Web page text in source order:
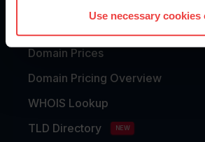
Use necessary cookies
Domain Prices
Domain Pricing Overview
WHOIS Lookup
TLD Directory
NEW